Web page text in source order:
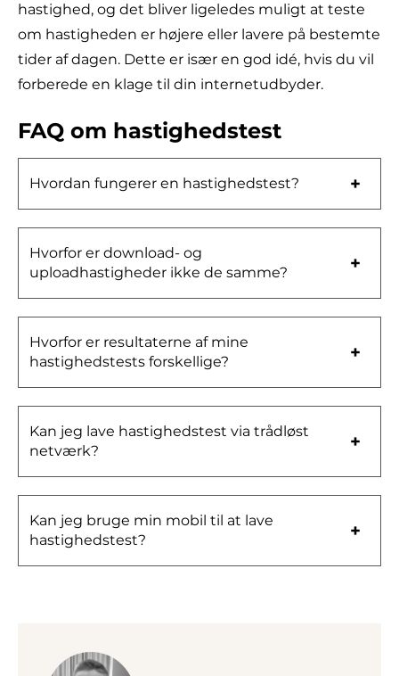
hastighed, og det bliver ligeledes muligt at teste
om hastigheden er højere eller lavere på bestemte
tider af dagen. Dette er især en god idé, hvis du vil
forberede en klage til din internetudbyder.
FAQ om hastighedstest
Hvordan fungerer en hastighedstest?
Hvorfor er download- og
uploadhastigheder ikke de samme?
Hvorfor er resultaterne af mine
hastighedstests forskellige?
Kan jeg lave hastighedstest via trådløst
netværk?
Kan jeg bruge min mobil til at lave
hastighedstest?